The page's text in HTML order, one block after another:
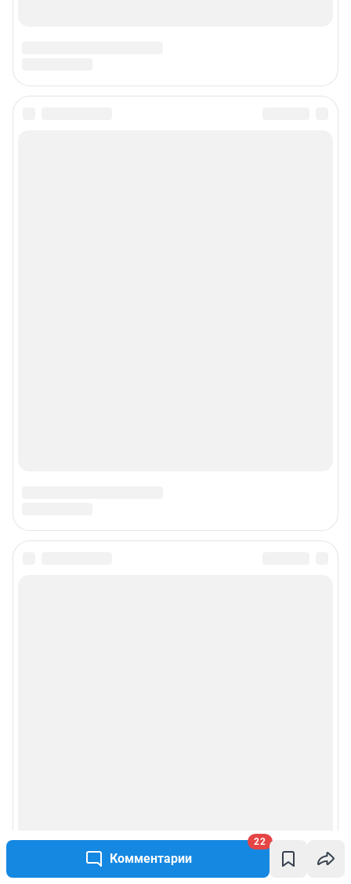
Комментарии
22